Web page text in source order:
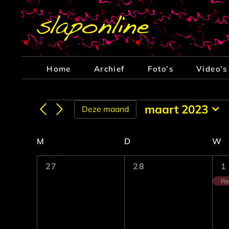
Home Archief Foto’s Video’s
Evenementen
Deze maand
maart 2023
Kalender
van
Evenementen
M D W
0
27
0
28
1
1